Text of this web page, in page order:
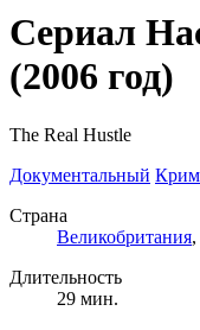
Сериал
(2006 год)
The Real Hustle
Документальный
Страна
Великобритания
Длительность
29 мин.